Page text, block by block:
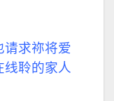
请求祢将爱
线聆的家人